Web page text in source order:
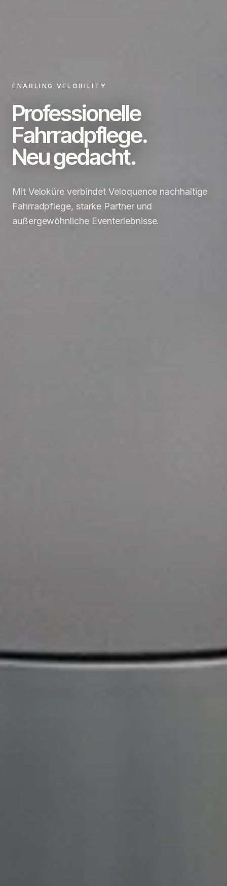
ENABLING VELOBILITY
Professionelle
Fahrradpflege.
Neu gedacht.
Mit Veloküre verbindet Veloquence nachhaltige
Fahrradpflege, starke Partner und
außergewöhnliche Eventerlebnisse.